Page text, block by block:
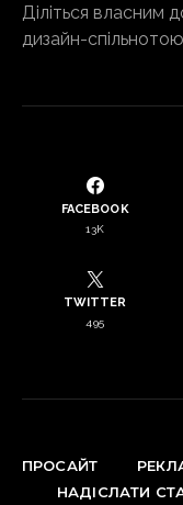
Діліться власним
дизайн-
FACEBOOK
13K
TWITTER
495
ПРОСАЙТ
НАДІСЛАТИ